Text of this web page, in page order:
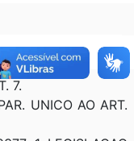
7.
UNICO AO ART.